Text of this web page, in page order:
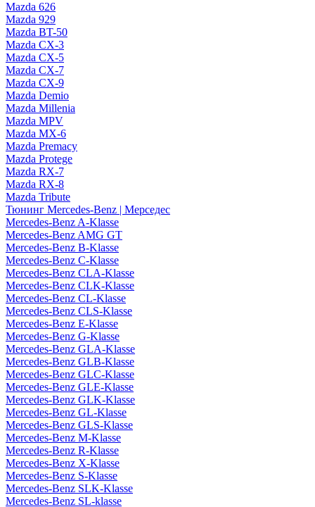
Mazda 626
Mazda 929
Mazda BT-50
Mazda CX-3
Mazda CX-5
Mazda CX-7
Mazda CX-9
Mazda Demio
Mazda Millenia
Mazda MPV
Mazda MX-6
Mazda Premacy
Mazda Protege
Mazda RX-7
Mazda RX-8
Mazda Tribute
Тюнинг Mercedes-Benz | Мерседес
Mercedes-Benz A-Klasse
Mercedes-Benz AMG GT
Mercedes-Benz B-Klasse
Mercedes-Benz C-Klasse
Mercedes-Benz CLA-Klasse
Mercedes-Benz CLK-Klasse
Mercedes-Benz CL-Klasse
Mercedes-Benz CLS-Klasse
Mercedes-Benz E-Klasse
Mercedes-Benz G-Klasse
Mercedes-Benz GLA-Klasse
Mercedes-Benz GLB-Klasse
Mercedes-Benz GLC-Klasse
Mercedes-Benz GLE-Klasse
Mercedes-Benz GLK-Klasse
Mercedes-Benz GL-Klasse
Mercedes-Benz GLS-Klasse
Mercedes-Benz M-Klasse
Mercedes-Benz R-Klasse
Mercedes-Benz X-Klasse
Mercedes-Benz S-Klasse
Mercedes-Benz SLK-Klasse
Mercedes-Benz SL-klasse